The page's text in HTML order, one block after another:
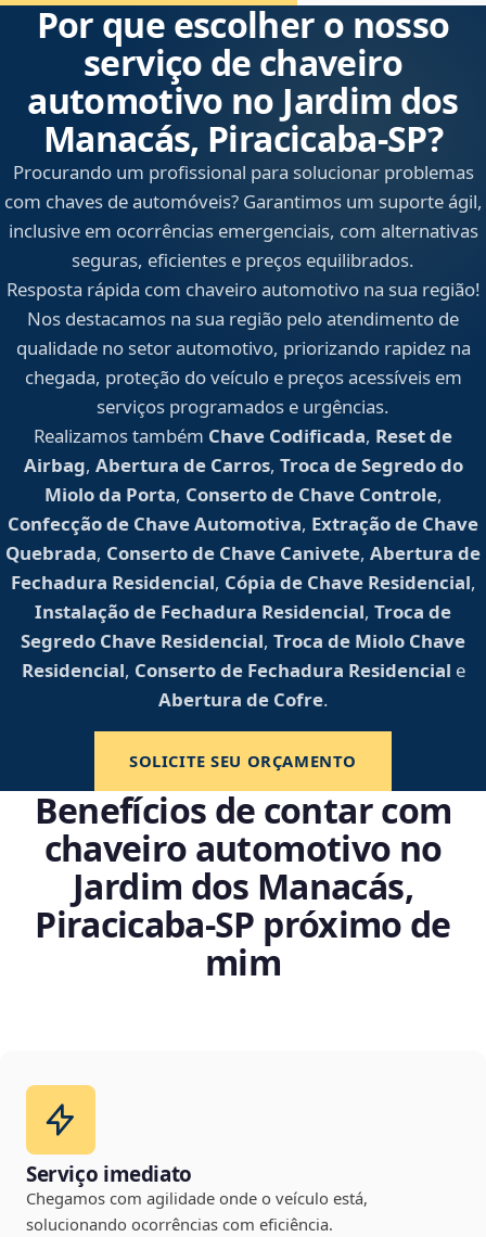
Por que escolher o nosso
serviço de chaveiro
automotivo no Jardim dos
Manacás, Piracicaba‑SP?
Procurando um profissional para solucionar problemas
com chaves de automóveis? Garantimos um suporte ágil,
inclusive em ocorrências emergenciais, com alternativas
seguras, eficientes e preços equilibrados.
Resposta rápida com chaveiro automotivo na sua região!
Nos destacamos na sua região pelo atendimento de
qualidade no setor automotivo, priorizando rapidez na
chegada, proteção do veículo e preços acessíveis em
serviços programados e urgências.
Realizamos também Chave Codificada, Reset de
Airbag, Abertura de Carros, Troca de Segredo do
Miolo da Porta, Conserto de Chave Controle,
Confecção de Chave Automotiva, Extração de Chave
Quebrada, Conserto de Chave Canivete, Abertura de
Fechadura Residencial, Cópia de Chave Residencial,
Instalação de Fechadura Residencial, Troca de
Segredo Chave Residencial, Troca de Miolo Chave
Residencial, Conserto de Fechadura Residencial e
Abertura de Cofre.
SOLICITE SEU ORÇAMENTO
Benefícios de contar com
chaveiro automotivo no
Jardim dos Manacás,
Piracicaba‑SP próximo de
mim
Serviço imediato
Chegamos com agilidade onde o veículo está,
solucionando ocorrências com eficiência.